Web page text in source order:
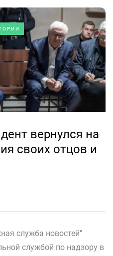
вернулся на
своих отцов и
служба новостей"
службой по надзору в